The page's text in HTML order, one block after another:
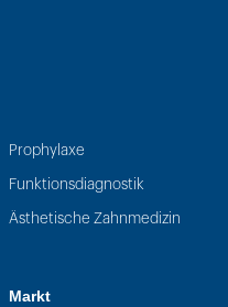
Prophylaxe
Funktionsdiagnostik
Ästhetische Zahnmedizin
Markt